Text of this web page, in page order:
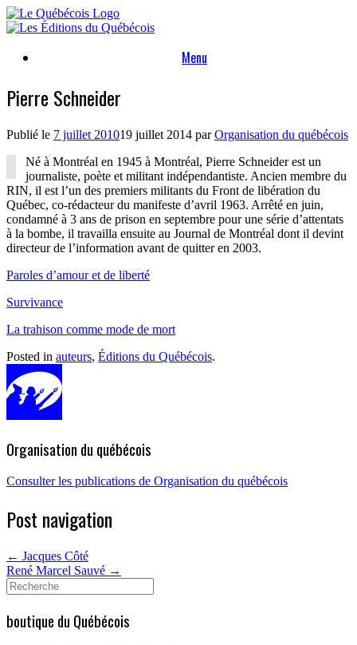
Skip
to
Menu
Pierre Schneider
Publié le 7 juillet 201019 juillet 2014 parOrganisation du québécois
Né à Montréal en 1945 à Montréal, Pierre Schneider est un
journaliste, poète et militant indépendantiste. Ancien membre du
RIN, il est l’un des premiers militants du Front de libération du
Québec, co-rédacteur du manifeste d’avril 1963. Arrêté en juin,
condamné à 3 ans de prison en septembre pour une série d’attentats
à la bombe, il travailla ensuite au Journal de Montréal dont il devint
directeur de l’information avant de quitter en 2003.
Paroles d’amour et de liberté
Survivance
La trahison comme mode de mort
Posted in auteurs, Éditions du Québécois.
Organisation du québécois
Consulter les publications de Organisation du québécois
Post navigation
← Jacques Côté
René Marcel Sauvé →
Search
for:
boutique du Québécois